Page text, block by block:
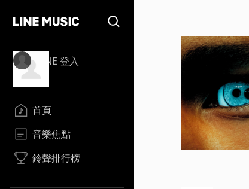
LINE 登入
首頁
音樂焦點
鈴聲排行榜